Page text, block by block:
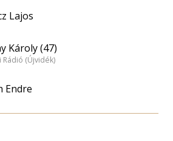
Lajos
Károly (47)
Rádió (Újvidék)
Endre